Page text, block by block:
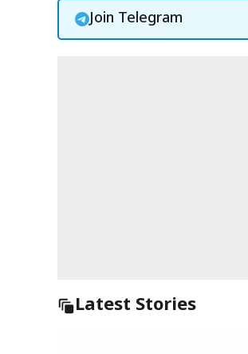
Join Telegram
Latest Stories